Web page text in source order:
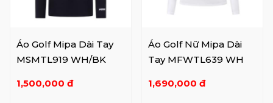
Áo Golf Mipa Dài Tay
MSMTL919 WH/BK
1,500,000 đ
Áo Golf Nữ Mipa Dài
Tay MFWTL639 WH
1,690,000 đ